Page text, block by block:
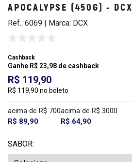
APOCALYPSE (450G) - DCX
Ref.: 6069 | Marca: DCX
Cashback
Ganhe R$ 23,98 de cashback
R$ 119,90
R$ 119,90 no boleto
acima de R$ 700
R$ 89,90
acima de R$ 3000
R$ 64,90
SABOR: